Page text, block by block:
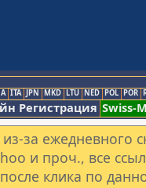
ITA JPN MKD LTU NED POL POR
Регистрация Swiss-
за ежедневного
и проч., все
клика по